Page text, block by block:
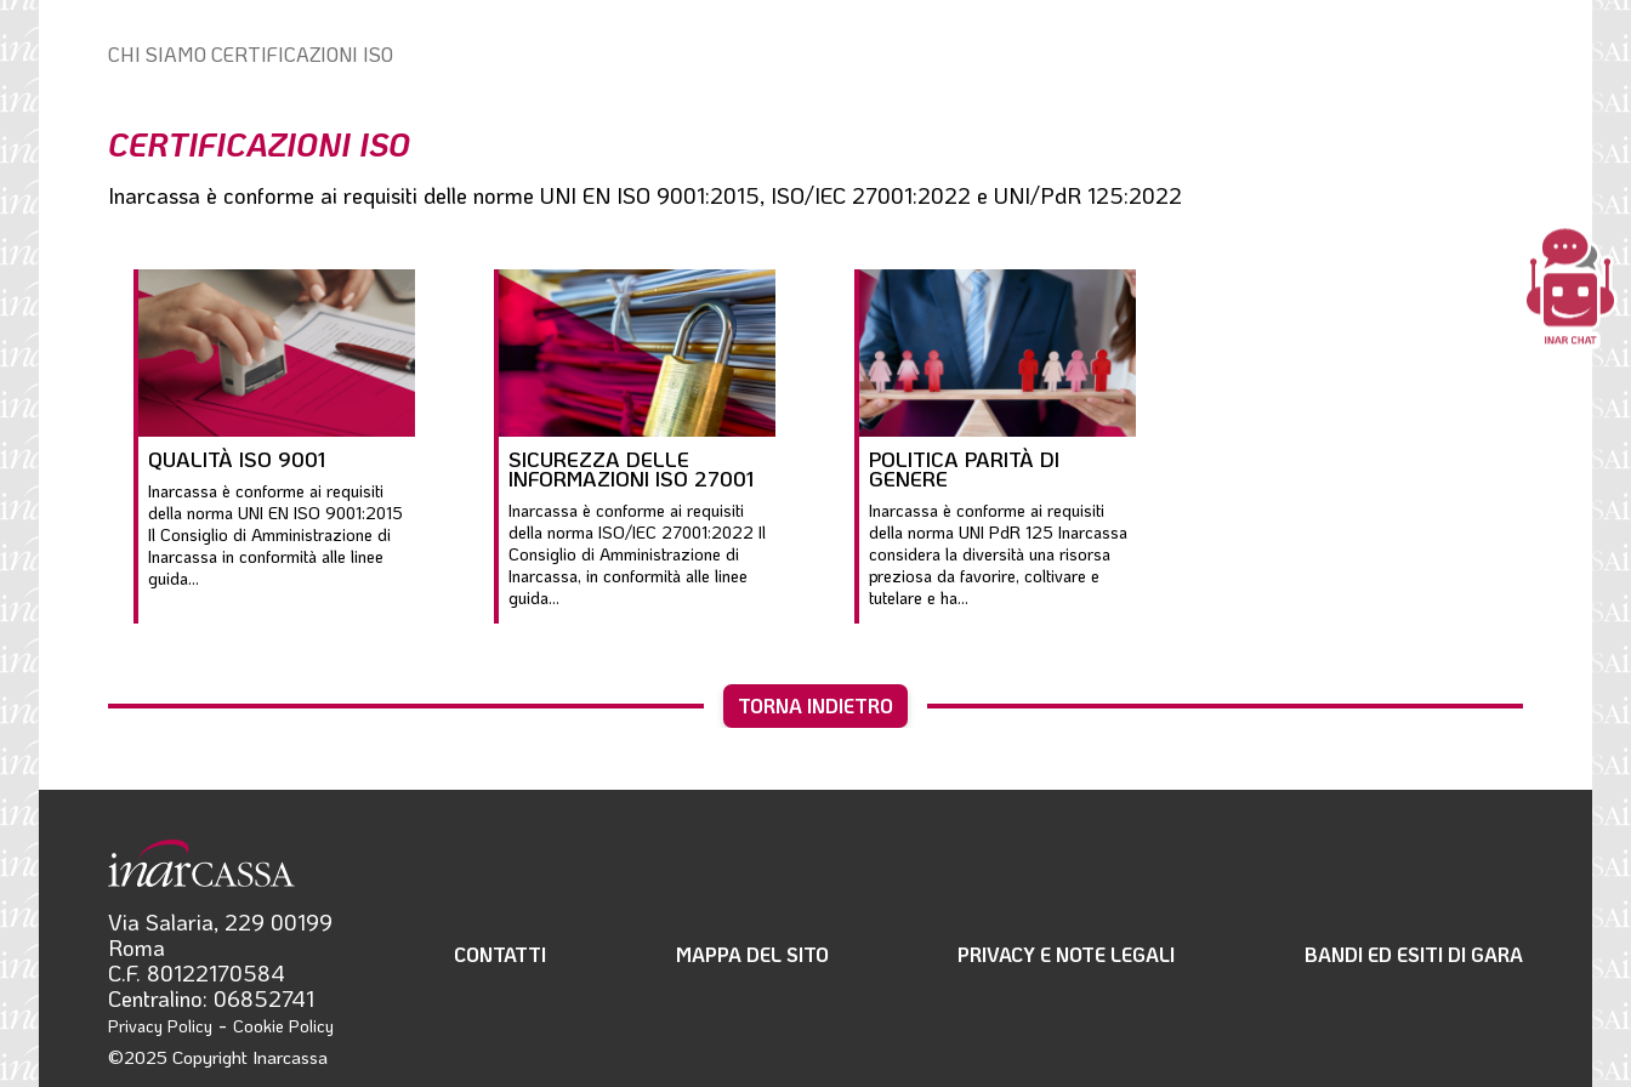
e
Percorso
CHI SIAMO CERTIFICAZIONI ISO
CERTIFICAZIONI ISO
Inarcassa è conforme ai requisiti delle norme UNI EN ISO 9001:2015, ISO/IEC 27001:2022 e UNI/PdR 125:2022
QUALITÀ ISO 9001
Inarcassa è conforme ai requisiti
della norma UNI EN ISO 9001:2015
Il Consiglio di Amministrazione di
Inarcassa in conformità alle linee
guida...
SICUREZZA DELLE
INFORMAZIONI ISO 27001
Inarcassa è conforme ai requisiti
della norma ISO/IEC 27001:2022 Il
Consiglio di Amministrazione di
Inarcassa, in conformità alle linee
guida...
POLITICA PARITÀ DI
GENERE
Inarcassa è conforme ai requisiti
della norma UNI PdR 125 Inarcassa
considera la diversità una risorsa
preziosa da favorire, coltivare e
tutelare e ha...
TORNA INDIETRO
Via Salaria, 229 00199
Roma
C.F. 80122170584
Centralino: 06852741
Privacy Policy - Cookie Policy
©2025 Copyright Inarcassa
CONTATTI MAPPA DEL SITO PRIVACY E NOTE LEGALI BANDI ED ESITI DI GARA